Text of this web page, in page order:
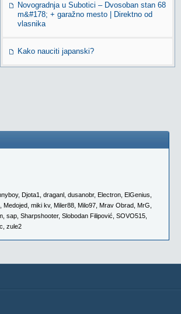
Novogradnja u Subotici – Dvosoban stan 68
m&#178; + garažno mesto | Direktno od
vlasnika
Kako nauciti japanski?
, Djota1 draganl dusanobr, Electron ElGenius
Medojed miki kv, Miler88 Milo97 Mrav Obrad MrG
sap Sharpshooter, Slobodan Filipović SOVO515
zule2